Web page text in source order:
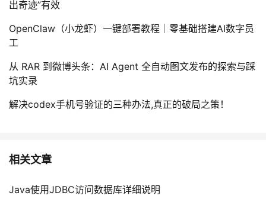
出奇迹”有效
OpenClaw（小龙虾）一键部署教程｜零基础搭建AI数字员
工
从 RAR 到微博头条：AI Agent 全自动图文发布的探索与踩
坑实录
解决codex手机号验证的三种办法,真正的破局之策！
相关文章
Java使用JDBC访问数据库详细说明